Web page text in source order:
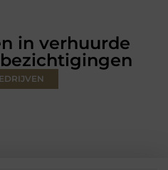
in verhuurde